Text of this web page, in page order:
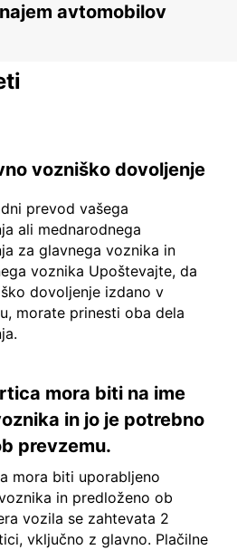
avtomobilov
vozniško dovoljenje
prevod vašega
ali mednarodnega
za glavnega voznika in
voznika Upoštevajte, da
dovoljenje izdano v
morate prinesti oba dela
mora biti na ime
in jo je potrebno
prevzemu.
mora biti uporabljeno
in predloženo ob
vozila se zahtevata 2
vključno z glavno. Plačilne